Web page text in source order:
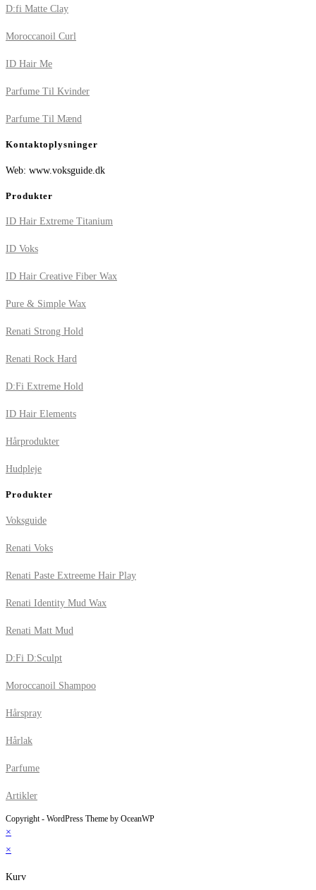
D:fi Matte Clay
Moroccanoil Curl
ID Hair Me
Parfume Til Kvinder
Parfume Til Mænd
Kontaktoplysninger
Web: www.voksguide.dk
Produkter
ID Hair Extreme Titanium
ID Voks
ID Hair Creative Fiber Wax
Pure & Simple Wax
Renati Strong Hold
Renati Rock Hard
D:Fi Extreme Hold
ID Hair Elements
Hårprodukter
Hudpleje
Produkter
Voksguide
Renati Voks
Renati Paste Extreeme Hair Play
Renati Identity Mud Wax
Renati Matt Mud
D:Fi D:Sculpt
Moroccanoil Shampoo
Hårspray
Hårlak
Parfume
Artikler
Copyright - WordPress Theme by OceanWP
×
×
Kurv